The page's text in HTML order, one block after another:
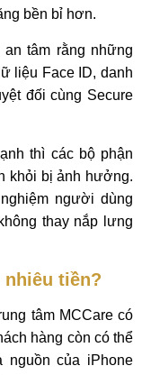
bền bỉ hơn.
tâm rằng những
liệu Face ID, danh
đối cùng Secure
thì các bộ phận
khỏi bị ảnh hưởng.
người dùng
thay nắp lưng
nhiêu tiền?
tâm MCCare có
hàng còn có thể
nguồn của iPhone